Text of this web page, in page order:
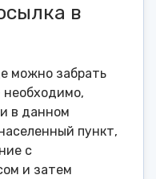
в
можно забрать
необходимо,
в данном
пункт,
с
и затем